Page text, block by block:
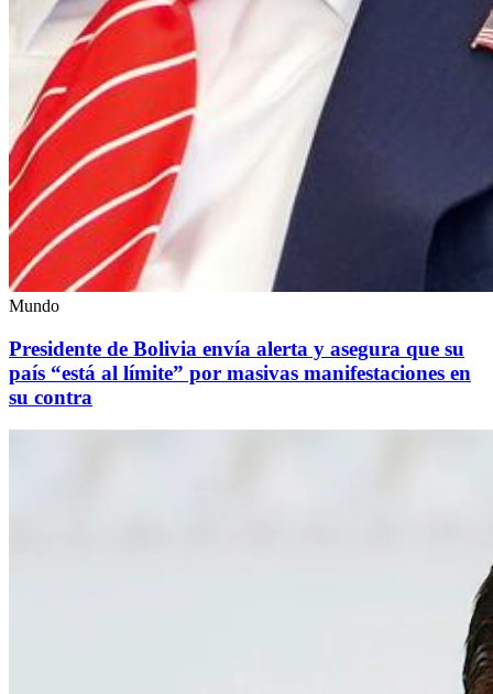
Mundo
Presidente de Bolivia envía alerta y asegura que su
país “está al límite” por masivas manifestaciones en
su contra